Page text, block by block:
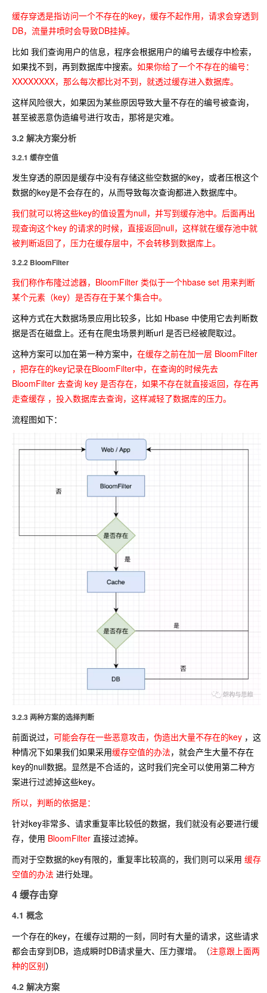
缓存穿透是指访问一个不存在的key，缓存不起作用，请求会穿透到
DB，流量井喷时会导致DB挂掉。
比如 我们查询用户的信息，程序会根据用户的编号去缓存中检索，
如果找不到，再到数据库中搜索。 如果你给了一个不存在的编号：
XXXXXXXX，那么每次都比对不到，就透过缓存进入数据库。
这样风险很大，如果因为某些原因导致大量不存在的编号被查询，
甚至被恶意伪造编号进行攻击，那将是灾难。
3.2 解决方案分析
3.2.1 缓存空值
发生穿透的原因是缓存中没有存储这些空数据的key，或者压根这个
数据的key是不会存在的，从而导致每次查询都进入数据库中。
我们就可以将这些key的值设置为null，并写到缓存池中。后面再出
现查询这个key 的请求的时候，直接返回null，这样就在缓存池中就
被判断返回了，压力在缓存层中，不会转移到数据库上。
3.2.2 BloomFilter
我们称作布隆过滤器，BloomFilter 类似于一个hbase set 用来判断
某个元素（key）是否存在于某个集合中。
这种方式在大数据场景应用比较多，比如 Hbase 中使用它去判断数
据是否在磁盘上。还有在爬虫场景判断url 是否已经被爬取过。
这种方案可以加在第一种方案中， 在缓存之前在加一层 BloomFilter
，把存在的key记录在BloomFilter中，在查询的时候先去
BloomFilter 去查询 key 是否存在，如果不存在就直接返回，存在再
走查缓存 ，投入数据库去查询，这样减轻了数据库的压力。
流程图如下：
3.2.3 两种方案的选择判断
前面说过， 可能会存在一些恶意攻击，伪造出大量不存在的key ，这
种情况下如果我们如果采用缓存空值的办法，就会产生大量不存在
key的null数据。显然是不合适的，这时我们完全可以使用第二种方
案进行过滤掉这些key。
所以，判断的依据是：
针对key非常多、请求重复率比较低的数据，我们就没有必要进行缓
存，使用 BloomFilter 直接过滤掉。
而对于空数据的key有限的，重复率比较高的，我们则可以采用 缓存
空值的办法 进行处理。
4 缓存击穿
4.1 概念
一个存在的key，在缓存过期的一刻，同时有大量的请求，这些请求
都会击穿到DB，造成瞬时DB请求量大、压力骤增。（注意跟上面两
种的区别）
4.2 解决方案